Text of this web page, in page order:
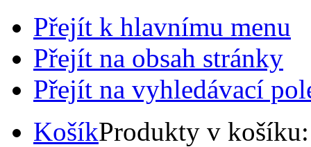
Přejít k hlavnímu menu
Přejít na obsah stránky
Přejít na vyhledávací
KošíkProdukty v